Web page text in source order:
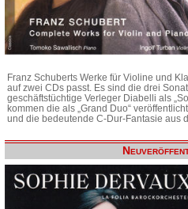
Franz Schuberts Werke für Violine und
auf zwei CDs passt. Es sind die drei
geschäftstüchtige Verleger Diabelli als
kommen die als „Grand Duo“
und die bedeutende C-Dur-Fantasie aus